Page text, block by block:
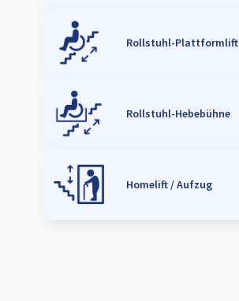
Rollstuhl-Plattformlift
Rollstuhl-Hebebühne
Homelift / Aufzug